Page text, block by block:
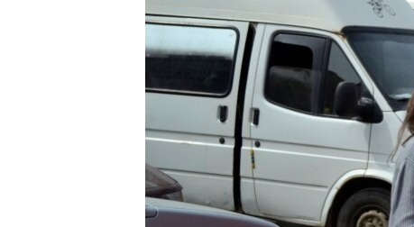
УКРАИНСКАЯ ПРОБЛЕМА КРЫМА